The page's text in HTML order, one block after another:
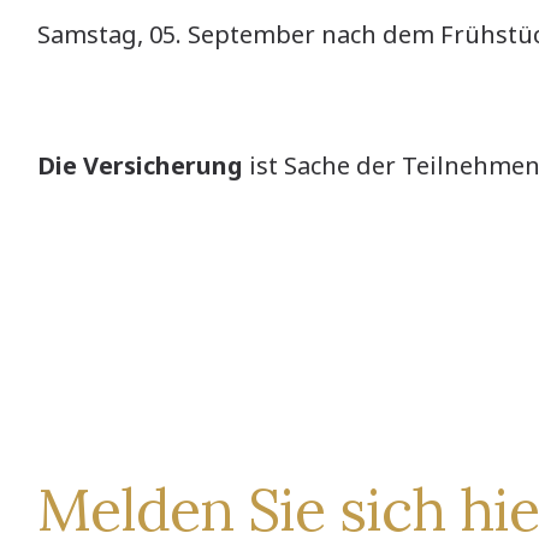
Samstag, 05. September nach dem
Die Versicherung ist Sache der
Melden Sie sich